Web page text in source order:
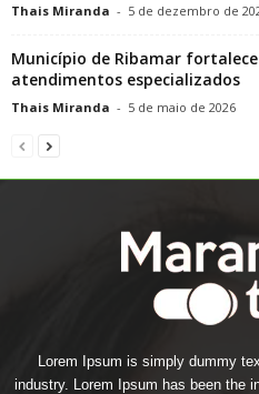
Thais Miranda - 5 de dezembro de
Município de Ribamar
atendimentos especializados
Thais Miranda - 5 de maio de 2026
Lorem Ipsum is simply dummy
industry. Lorem Ipsum has been the